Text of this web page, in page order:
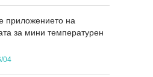
приложението на
за мини температурен
04